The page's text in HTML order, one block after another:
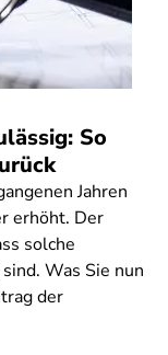
So
Jahren
erhöht. Der
solche
Was Sie nun
der